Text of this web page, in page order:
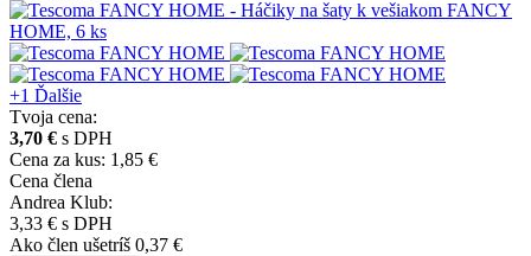
+1 Ďalšie
Tvoja cena:
3,70 € s DPH
Cena za kus: 1,85 €
Cena člena
Andrea Klub:
3,33 € s DPH
Ako člen ušetríš 0,37 €